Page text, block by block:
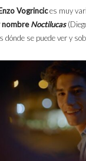
Vogrincices muy
nombreNoctilucas
dónde se puede ver y